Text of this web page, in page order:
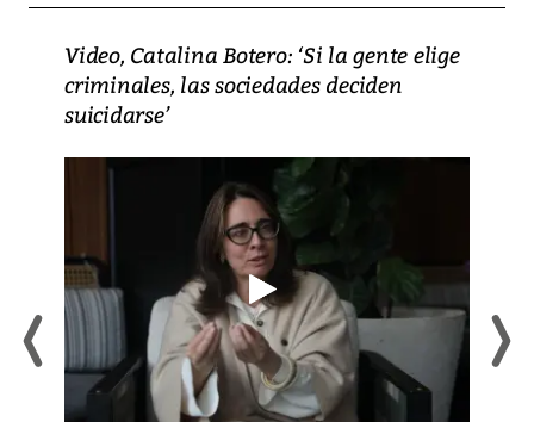
Video, Catalina Botero: ‘Si la gente elige
criminales, las sociedades deciden
suicidarse’